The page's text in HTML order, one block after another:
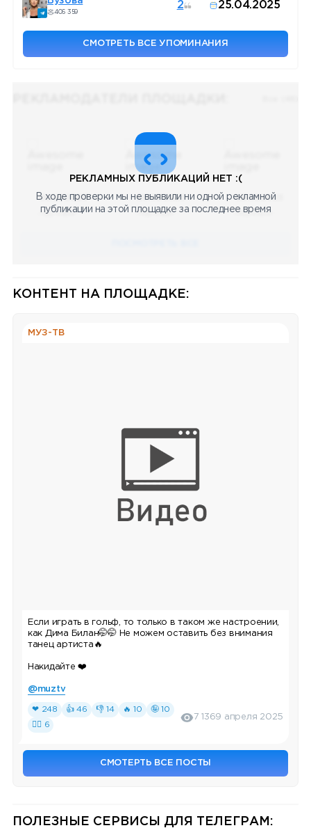
406 359
2 25.04.2025
СМОТРЕТЬ ВСЕ УПОМИНАНИЯ
08.05.2023
Научный
08.05.2023
Научный
08.05.2023
Научный
РЕКЛАМНЫХ ПУБЛИКАЦИЙ НЕТ :(
В ходе проверки мы не выявили ни одной рекламной
публикации на этой площадке за последнее время
КОНТЕНТ НА ПЛОЩАДКЕ:
МУЗ-ТВ
Если играть в гольф, то только в таком же настроении,
как Дима Билан🤭🤭 Не можем оставить без внимания
танец артиста🔥
Накидайте ❤️
@muztv
❤ 248 👍 46 👎 14 🔥 10
🤪 10
❤‍🔥 6
7 1369 апреля 2025
СМОТЕРТЬ ВСЕ ПОСТЫ
ПОЛЕЗНЫЕ СЕРВИСЫ ДЛЯ ТЕЛЕГРАМ: